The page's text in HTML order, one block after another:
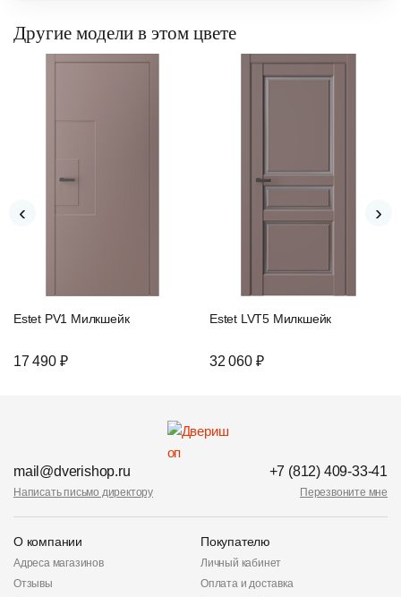
Другие модели в этом цвете
Estet PV1 Милкшейк
17 490 ₽
Estet LVT5 Милкшейк
32 060 ₽
‹ ›
mail@dverishop.ru
Написать письмо директору
+7 (812) 409-33-41
Перезвоните мне
О компании
Адреса магазинов
Отзывы
Покупателю
Личный кабинет
Оплата и доставка